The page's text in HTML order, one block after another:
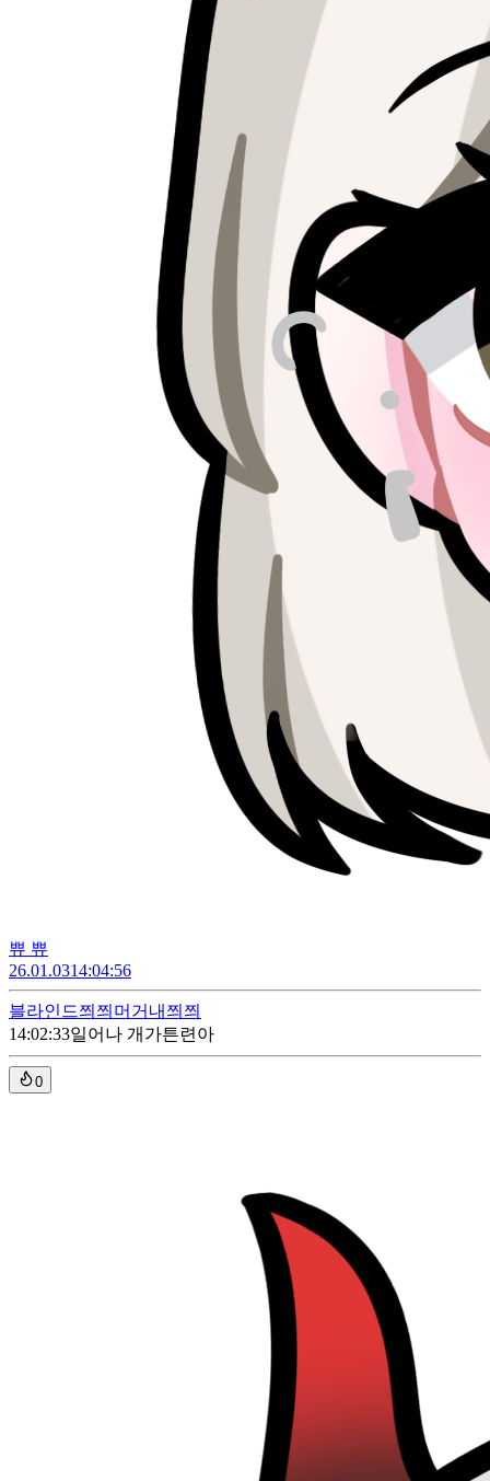
쀼 쀼
26.01.0314:04:56
블라인드쯰쯰머거내쯰쯰
14:02:33일어나 개가튼련아
0